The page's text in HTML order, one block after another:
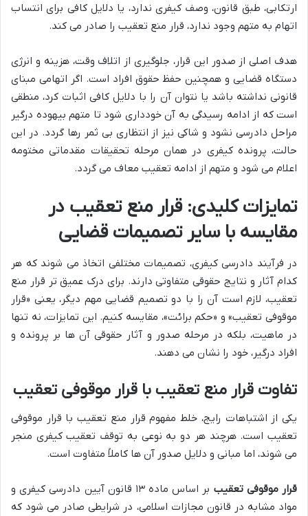
ارتکابی، طبق قانون، وصف کیفری ندارد، یا دلایل کافی برای انتساب
اتهام به متهم وجود ندارد، قرار منع تعقیب را صادر می کند.
هدف اصلی از صدور این قرار، جلوگیری از اتلاف وقت، هزینه و انرژی
دستگاه قضایی و همچنین حفظ حقوق افراد است. اگر اتهامی مبنای
قانونی نداشته باشد یا نتوان آن را با دلایل کافی اثبات کرد، منطقی
است که از ادامه رسیدگی به آن خودداری شود تا متهم بیهوده درگیر
مراحل دادرسی نشود و شاکی نیز از انتظاری بی ثمر رها گردد. در این
حالت، پرونده کیفری در همان مرحله تحقیقات مقدماتی مختومه
اعلام می شود و متهم از ادامه تعقیب معاف می گردد.
تمایزات کلیدی: قرار منع تعقیب در
مقایسه با سایر تصمیمات قضایی
در فرآیند دادرسی کیفری، تصمیمات مختلفی اتخاذ می شوند که هر
کدام آثار و نتایج حقوقی متفاوتی دارند. برای درک عمیق تر قرار منع
تعقیب، لازم است آن را با دو تصمیم قضایی مهم دیگر، یعنی «قرار
موقوفی تعقیب» و «حکم برائت»، مقایسه کنیم. این تمایزات، نه تنها
در ماهیت، بلکه در مرحله صدور و آثار حقوقی آن ها بر پرونده و
افراد درگیر، خود را نشان می دهند.
تفاوت قرار منع تعقیب با قرار موقوفی تعقیب
یکی از اشتباهات رایج، خلط مفهوم قرار منع تعقیب با قرار موقوفی
تعقیب است. هرچند هر دو به نوعی به توقف تعقیب کیفری منجر
می شوند، اما مبانی و دلایل صدور آن ها کاملاً متفاوت است.
قرار موقوفی تعقیب
بر اساس ماده ۱۳ قانون آیین دادرسی کیفری و
مواد مشابه در قانون مجازات اسلامی، در شرایطی صادر می شود که